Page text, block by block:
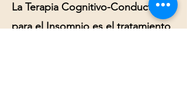
La Terapia Cognitivo-Conductual
para el Insomnio es el tratamiento